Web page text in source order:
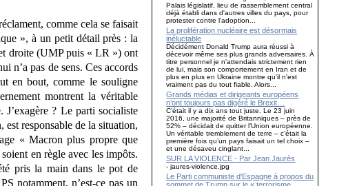
comme cela se faisait
», à un petit détail près : la
droite (UMP puis « LR ») ont
n’a pas de sens. Ces accords
en bout, comme le souligne
montrent la véritable
? Le parti socialiste
responsable de la situation,
« Macron plus propre que
en règle avec les impôts.
pris la main dans le pot de
notamment, n’est-ce pas un
Palais législatif, lieu de rassemblement central
déjà établi dans d'autres villes du pays, pour
protester contre l'adoption...
La prolifération nucléaire est désormais
inéluctable
Décidément Donald Trump aura réussi à
décevoir même ses plus grands adversaires. À
titre personnel je n'attendais strictement rien
de lui, mais son comportement en Iran et de
plus en plus en Ukraine montre qu'il n'est
vraiment pas du tout fiable. Alors...
Grands médias et dirigeants européens
n’ont toujours pas digéré le Brexit…
C’était il y a dix ans tout juste. Le 23 juin
2016, une majorité de Britanniques – près de
52% – décidait de quitter l’Union européenne.
Un véritable tremblement de terre – c’était la
première fois qu’un pays faisait un tel choix –
et une désaveu cinglant...
SUR LA VIOLENCE - Par Jean Jaurès
- jaures-violence.jpg
Le Parti communiste d'Espagne à propos du